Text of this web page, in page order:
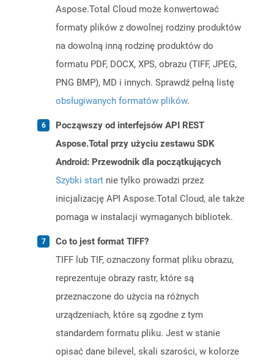
Aspose.Total Cloud może konwertować
formaty plików z dowolnej rodziny produktów
na dowolną inną rodzinę produktów do
formatu PDF, DOCX, XPS, obrazu (TIFF, JPEG,
PNG BMP), MD i innych. Sprawdź pełną listę
obsługiwanych formatów plików.
Począwszy od interfejsów API REST
Aspose.Total przy użyciu zestawu SDK
Android: Przewodnik dla początkujących
Szybki start nie tylko prowadzi przez
inicjalizację API Aspose.Total Cloud, ale także
pomaga w instalacji wymaganych bibliotek.
Co to jest format TIFF?
TIFF lub TIF, oznaczony format pliku obrazu,
reprezentuje obrazy rastr, które są
przeznaczone do użycia na różnych
urządzeniach, które są zgodne z tym
standardem formatu pliku. Jest w stanie
opisać dane bilevel, skali szarości, w kolorze